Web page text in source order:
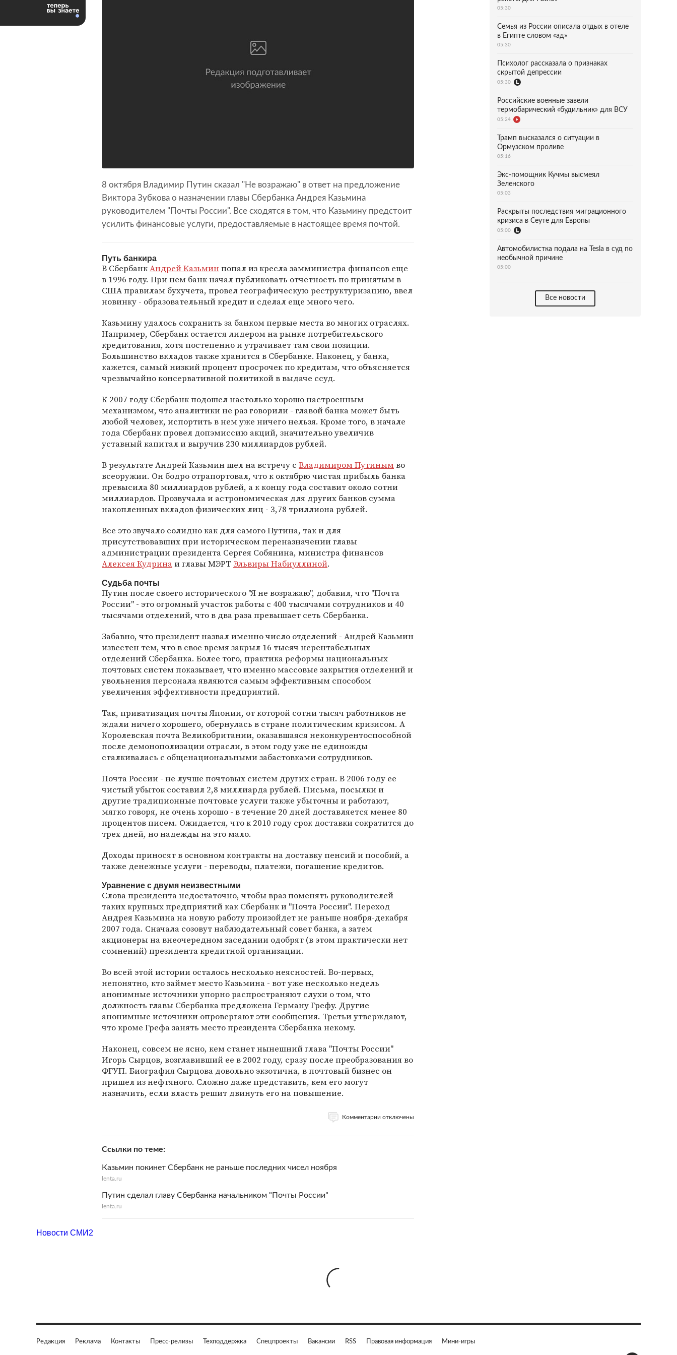
8 октября Владимир Путин сказал "Не возражаю" в ответ на предложение
Виктора Зубкова о назначении главы Сбербанка Андрея Казьмина
руководителем "Почты России". Все сходятся в том, что Казьмину предстоит
усилить финансовые услуги, предоставляемые в настоящее время почтой.
Путь банкира
В СбербанкАндрей Казьминпопал из кресла замминистра финансов еще
в 1996 году. При нем банк начал публиковать отчетность по принятым в
США правилам бухучета, провел географическую реструктуризацию, ввел
новинку - образовательный кредит и сделал еще много чего.
Казьмину удалось сохранить за банком первые места во многих отраслях.
Например, Сбербанк остается лидером на рынке потребительского
кредитования, хотя постепенно и утрачивает там свои позиции.
Большинство вкладов также хранится в Сбербанке. Наконец, у банка,
кажется, самый низкий процент просрочек по кредитам, что объясняется
чрезвычайно консервативной политикой в выдаче ссуд.
К 2007 году Сбербанк подошел настолько хорошо настроенным
механизмом, что аналитики не раз говорили - главой банка может быть
любой человек, испортить в нем уже ничего нельзя. Кроме того, в начале
года Сбербанк провел допэмиссию акций, значительно увеличив
уставный капитал и выручив 230 миллиардов рублей.
В результате Андрей Казьмин шел на встречу с Владимиром Путинымво
всеоружии. Он бодро отрапортовал, что к октябрю чистая прибыль банка
превысила 80 миллиардов рублей, а к концу года составит около сотни
миллиардов. Прозвучала и астрономическая для других банков сумма
накопленных вкладов физических лиц - 3,78 триллиона рублей.
Все это звучало солидно как для самого Путина, так и для
присутствовавших при историческом переназначении главы
администрации президента Сергея Собянина, министра финансов
Алексея Кудринаи главы МЭРТ Эльвиры Набиуллиной.
Судьба почты
Путин после своего исторического "Я не возражаю", добавил, что "Почта
России" - это огромный участок работы с 400 тысячами сотрудников и 40
тысячами отделений, что в два раза превышает сеть Сбербанка.
Забавно, что президент назвал именно число отделений - Андрей Казьмин
известен тем, что в свое время закрыл 16 тысяч нерентабельных
отделений Сбербанка. Более того, практика реформы национальных
почтовых систем показывает, что именно массовые закрытия отделений и
увольнения персонала являются самым эффективным способом
увеличения эффективности предприятий.
Так, приватизация почты Японии, от которой сотни тысяч работников не
ждали ничего хорошего, обернулась в стране политическим кризисом. А
Королевская почта Великобритании, оказавшаяся неконкурентоспособной
после демонополизации отрасли, в этом году уже не единожды
сталкивалась с общенациональными забастовками сотрудников.
Почта России - не лучше почтовых систем других стран. В 2006 году ее
чистый убыток составил 2,8 миллиарда рублей. Письма, посылки и
другие традиционные почтовые услуги также убыточны и работают,
мягко говоря, не очень хорошо - в течение 20 дней доставляется менее 80
процентов писем. Ожидается, что к 2010 году срок доставки сократится до
трех дней, но надежды на это мало.
Доходы приносят в основном контракты на доставку пенсий и пособий, а
также денежные услуги - переводы, платежи, погашение кредитов.
Уравнение с двумя неизвестными
Слова президента недостаточно, чтобы враз поменять руководителей
таких крупных предприятий как Сбербанк и "Почта России". Переход
Андрея Казьмина на новую работу произойдет не раньше ноября-декабря
2007 года. Сначала созовут наблюдательный совет банка, а затем
акционеры на внеочередном заседании одобрят (в этом практически нет
сомнений) президента кредитной организации.
Во всей этой истории осталось несколько неясностей. Во-первых,
непонятно, кто займет место Казьмина - вот уже несколько недель
анонимные источники упорно распространяют слухи о том, что
должность главы Сбербанка предложена Герману Грефу. Другие
анонимные источники опровергают эти сообщения. Третьи утверждают,
что кроме Грефа занять место президента Сбербанка некому.
Наконец, совсем не ясно, кем станет нынешний глава "Почты России"
Игорь Сырцов, возглавивший ее в 2002 году, сразу после преобразования во
ФГУП. Биография Сырцова довольно экзотична, в почтовый бизнес он
пришел из нефтяного. Сложно даже представить, кем его могут
назначить, если власть решит двинуть его на повышение.
Комментарии отключены
Ссылки по теме
Казьмин покинет Сбербанк не раньше последних чисел ноября
lenta.ru
Путин сделал главу Сбербанка начальником "Почты России"
lenta.ru
05:30
Семья из России описала отдых в отеле
в Египте словом «ад»
05:30
Психолог рассказала о признаках
скрытой депрессии
05:30
Российские военные завели
термобарический «будильник» для ВСУ
05:24
Трамп высказался о ситуации в
Ормузском проливе
05:16
Экс-помощник Кучмы высмеял
Зеленского
05:03
Раскрыты последствия миграционного
кризиса в Сеуте для Европы
05:00
Автомобилистка подала на Tesla в суд по
необычной причине
05:00
Все новости
Новости СМИ2
Редакция Реклама Контакты Пресс-релизы Техподдержка Спецпроекты Вакансии RSS Правовая информация Мини-игры